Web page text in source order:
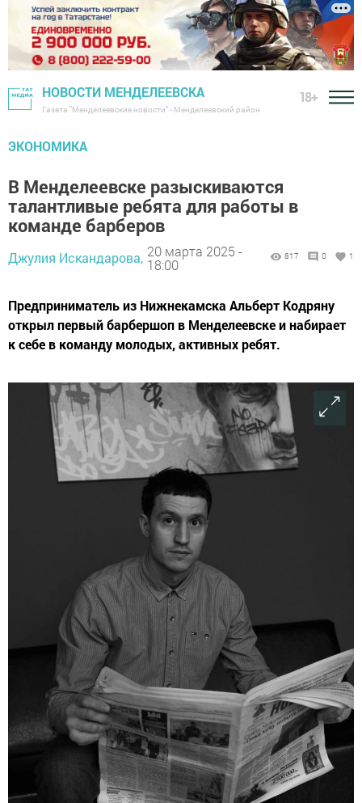
НОВОСТИ МЕНДЕЛЕЕВСКА
Газета "Менделеевские новости" - Менделеевский район
18+
ЭКОНОМИКА
В Менделеевске разыскиваются
талантливые ребята для работы в
команде барберов
Джулия Искандарова, 20 марта 2025 -
18:00
817 0 1
Предприниматель из Нижнекамска Альберт Кодряну
открыл первый барбершоп в Менделеевске и набирает
к себе в команду молодых, активных ребят.